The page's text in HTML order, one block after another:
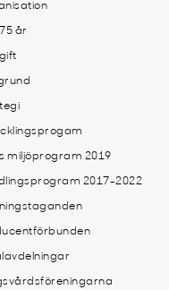
år
miljöprogram 2019
2017-2022